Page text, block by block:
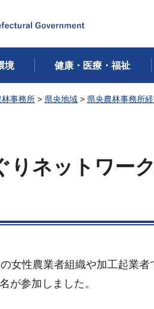
境 健康・医療・福祉
林事務所 > 県央地域 > 県央農林事務所
りネットワー
女性農業者組織や加工起業
が参加しました。